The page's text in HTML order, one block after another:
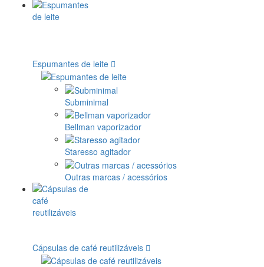
Espumantes de leite
Subminimal
Bellman vaporizador
Staresso agitador
Outras marcas / acessórios
Cápsulas de café reutilizáveis